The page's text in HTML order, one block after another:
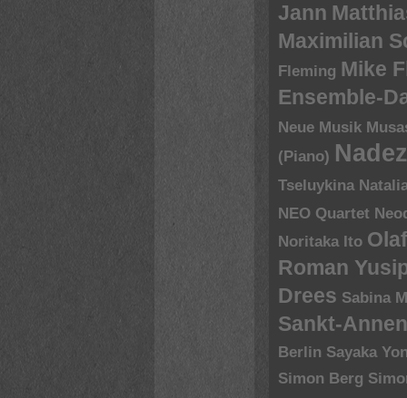
Jann
Maximilian
Fleming Mike
Ensemble-
Neue Musik
(Piano)
Tseluykina
NEO Quartet
Noritaka Ito
Roman
Drees Sabina
Sankt-
Berlin Sayaka
Simon Berg